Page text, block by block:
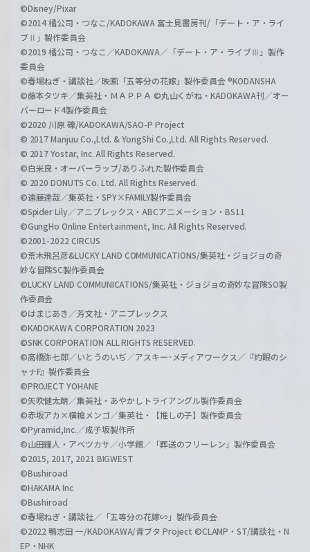
©Disney/Pixar
©2014 橘公司・つなこ/KADOKAWA 富士見書房刊/「デート・ア・ライ
ブⅡ」製作委員会
©2019 橘公司・つなこ／KADOKAWA／「デート・ア・ライブⅢ」製作
委員会
©春場ねぎ・講談社／映画「五等分の花嫁」製作委員会 ®KODANSHA
©藤本タツキ／集英社・ＭＡＰＰＡ ©丸山くがね・KADOKAWA刊／オー
バーロード4製作委員会
©2020 川原 礫/KADOKAWA/SAO-P Project
© 2017 Manjuu Co.,Ltd. & YongShi Co.,Ltd. All Rights Reserved.
© 2017 Yostar, Inc. All Rights Reserved.
©白米良・オーバーラップ/ありふれた製作委員会
© 2020 DONUTS Co. Ltd. All Rights Reserved.
©遠藤達哉／集英社・SPY×FAMILY製作委員会
©Spider Lily／アニプレックス・ABCアニメーション・BS11
©GungHo Online Entertainment, Inc. All Rights Reserved.
©2001-2022 CIRCUS
©荒木飛呂彦&LUCKY LAND COMMUNICATIONS/集英社・ジョジョの奇
妙な冒険SC製作委員会
©LUCKY LAND COMMUNICATIONS/集英社・ジョジョの奇妙な冒険SO製
作委員会
©はまじあき／芳文社・アニプレックス
©KADOKAWA CORPORATION 2023
©SNK CORPORATION ALL RIGHTS RESERVED.
©高橋弥七郎／いとうのいぢ／アスキー･メディアワークス／『灼眼のシ
ャナF』製作委員会
©PROJECT YOHANE
©矢吹健太朗／集英社・あやかしトライアングル製作委員会
©赤坂アカ×横槍メンゴ／集英社・【推しの子】製作委員会
©Pyramid,Inc.／成子坂製作所
©山田鐘人・アベツカサ／小学館／「葬送のフリーレン」製作委員会
©2015, 2017, 2021 BIGWEST
©Bushiroad
©HAKAMA Inc
©Bushiroad
©春場ねぎ・講談社／「五等分の花嫁∽」製作委員会
©2022 鴨志田 一/KADOKAWA/青ブタ Project ©CLAMP・ST/講談社・N
EP・NHK